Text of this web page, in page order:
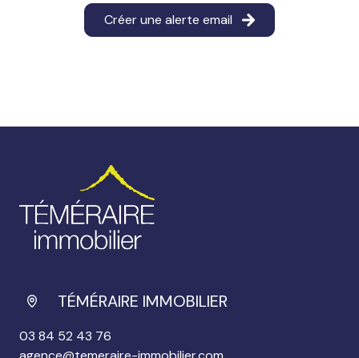
Créer une alerte email
TÉMÉRAIRE IMMOBILIER
03 84 52 43 76